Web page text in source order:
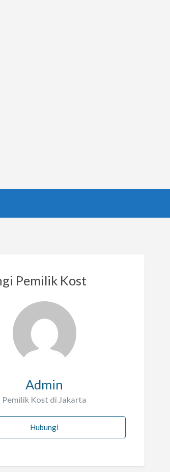
Pemilik Kost
Admin
Pemilik Kost di Jakarta
Hubungi